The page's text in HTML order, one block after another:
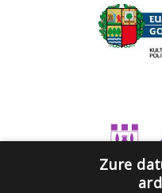
Zure